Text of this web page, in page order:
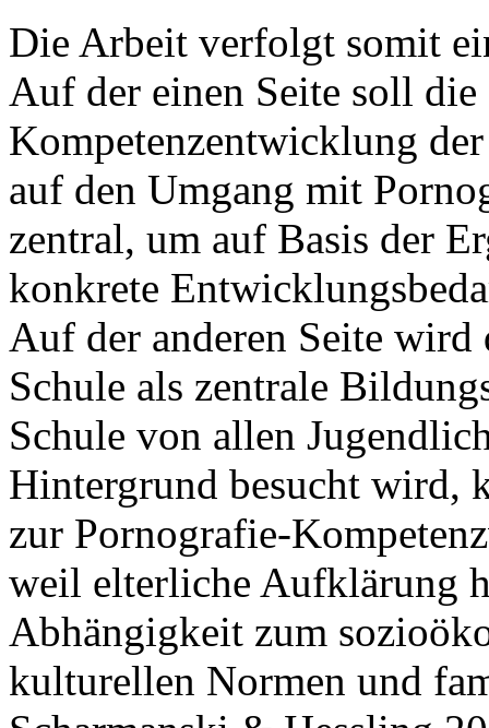
Die Arbeit verfolgt somit
Auf der einen Seite soll
Kompetenzentwicklung
auf den Umgang mit
zentral, um auf Basis der
konkrete
Auf der anderen Seite
Schule als zentrale
Schule von allen
Hintergrund besucht wird,
zur Pornografie-
weil elterliche Aufklärung
Abhängigkeit zum
kulturellen Normen und